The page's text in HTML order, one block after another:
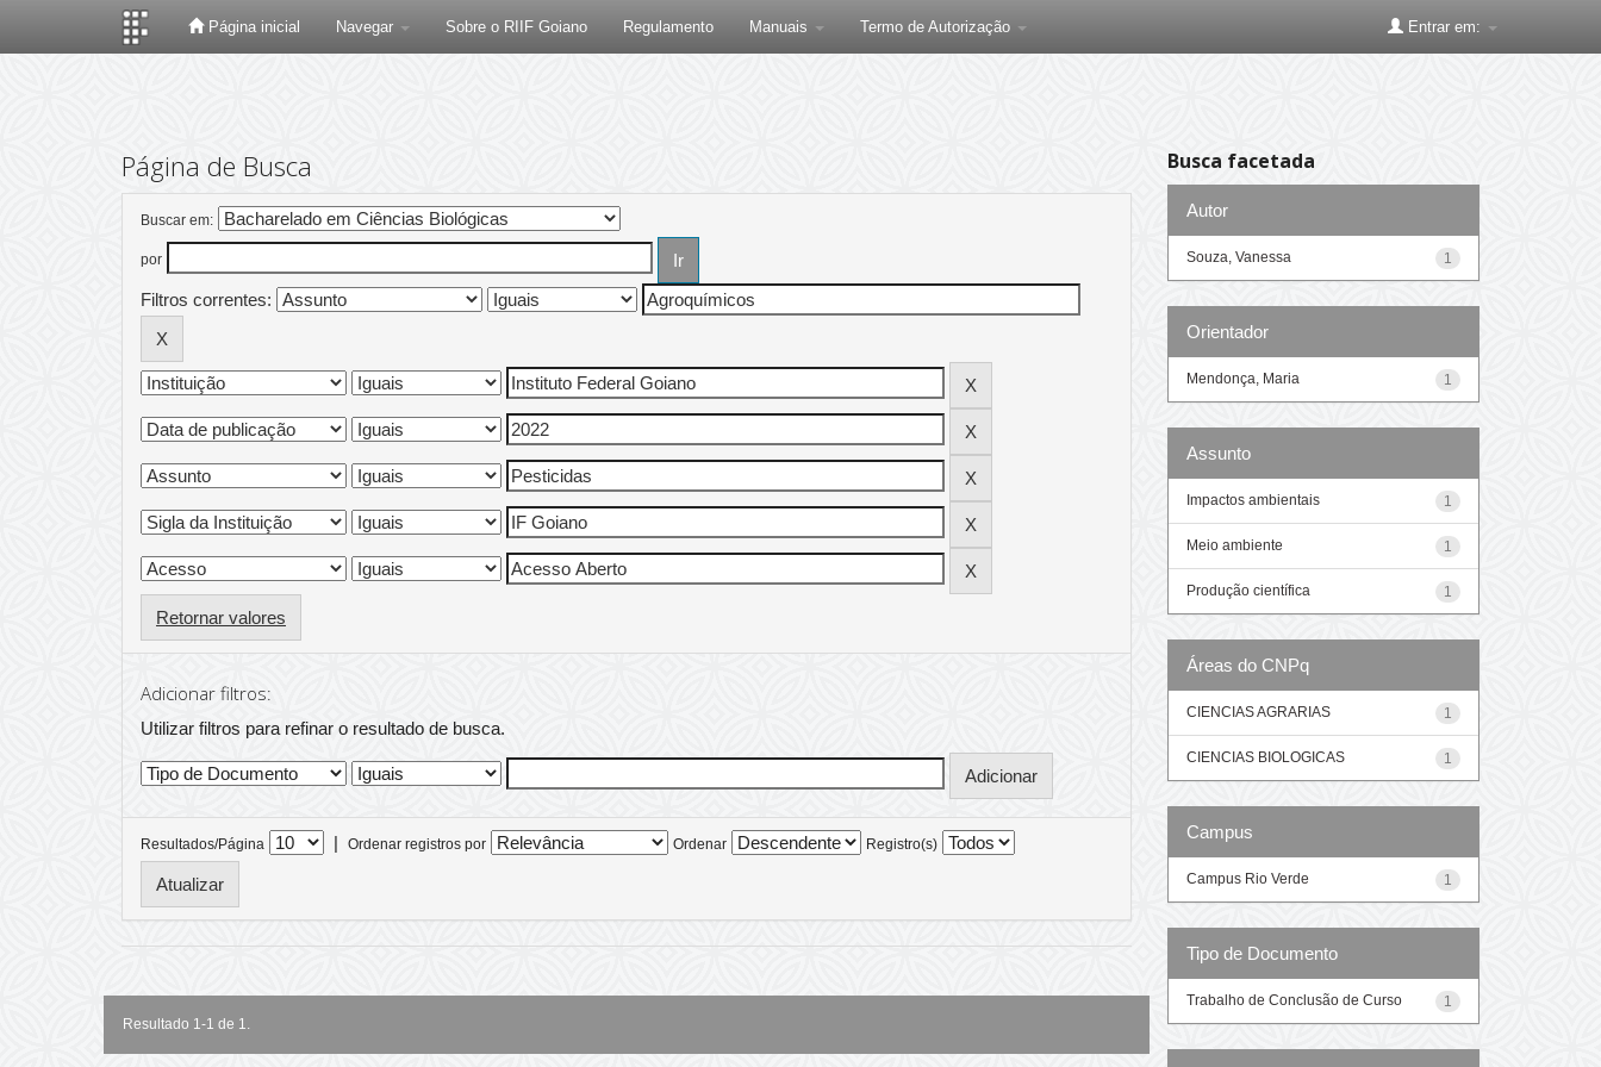
Página inicial Navegar Sobre o RIIF Goiano Regulamento Manuais Termo de Autorização Entrar em:
Página de Busca
Buscar em:
por
Filtros correntes:
Retornar valores
Adicionar filtros:
Utilizar filtros para refinar o resultado de busca.
Resultados/Página | Ordenar registros por Ordenar Registro(s)
Resultado 1-1 de 1.
Busca facetada
Autor
1
Souza, Vanessa
Orientador
1
Mendonça, Maria
Assunto
1
Impactos ambientais
1
Meio ambiente
1
Produção científica
Áreas do CNPq
1
CIENCIAS AGRARIAS
1
CIENCIAS BIOLOGICAS
Campus
1
Campus Rio Verde
Tipo de Documento
1
Trabalho de Conclusão de Curso